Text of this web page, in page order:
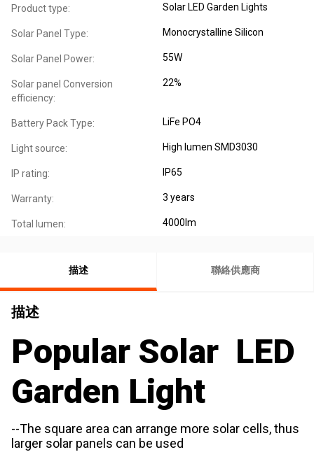
Product type: Solar LED Garden Lights
Solar Panel Type: Monocrystalline Silicon
Solar Panel Power: 55W
Solar panel Conversion
efficiency:
22%
Battery Pack Type: LiFe PO4
Light source: High lumen SMD3030
IP rating: IP65
Warranty: 3 years
Total lumen: 4000lm
描述 聯絡供應商
描述
Popular Solar LED
Garden Light
--The square area can arrange more solar cells, thus
larger solar panels can be used